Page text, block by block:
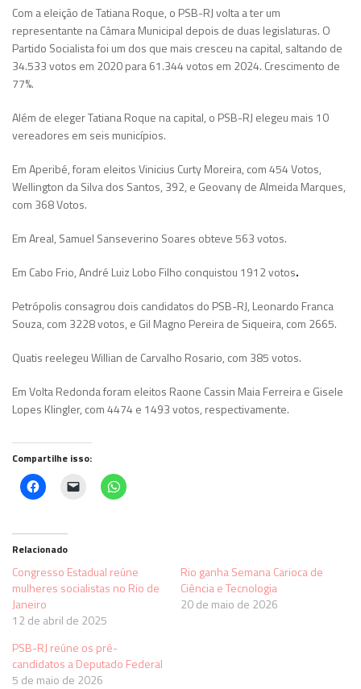
Com a eleição de Tatiana Roque, o PSB-RJ volta a ter um
representante na Câmara Municipal depois de duas legislaturas. O
Partido Socialista foi um dos que mais cresceu na capital, saltando de
34.533 votos em 2020 para 61.344 votos em 2024. Crescimento de
77%.
Além de eleger Tatiana Roque na capital, o PSB-RJ elegeu mais 10
vereadores em seis municípios.
Em Aperibé, foram eleitos Vinicius Curty Moreira, com 454 Votos,
Wellington da Silva dos Santos, 392, e Geovany de Almeida Marques,
com 368 Votos.
Em Areal, Samuel Sanseverino Soares obteve 563 votos.
Em Cabo Frio, André Luiz Lobo Filho conquistou 1912 votos.
Petrópolis consagrou dois candidatos do PSB-RJ, Leonardo Franca
Souza, com 3228 votos, e Gil Magno Pereira de Siqueira, com 2665.
Quatis reelegeu Willian de Carvalho Rosario, com 385 votos.
Em Volta Redonda foram eleitos Raone Cassin Maia Ferreira e Gisele
Lopes Klingler, com 4474 e 1493 votos, respectivamente.
Compartilhe isso:
Clique
para
em
nova
janela)
Clique
para
para
um
amigo(abre
janela)
Clique
para
Relacionado
Congresso Estadual reúne
mulheres socialistas no Rio de
Janeiro
12 de abril de 2025
Rio ganha Semana Carioca de
Ciência e Tecnologia
20 de maio de 2026
PSB-RJ reúne os pré-
candidatos a Deputado Federal
5 de maio de 2026